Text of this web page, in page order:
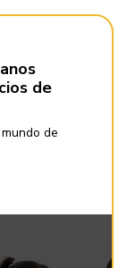
de
de